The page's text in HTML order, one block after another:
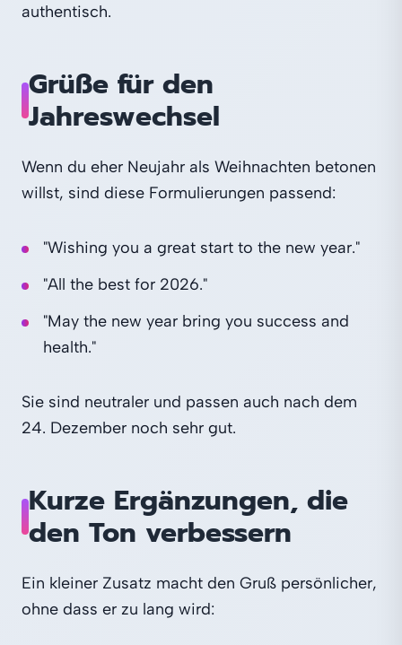
authentisch.
Grüße für den
Jahreswechsel
Wenn du eher Neujahr als Weihnachten betonen
willst, sind diese Formulierungen passend:
"Wishing you a great start to the new year."
"All the best for 2026."
"May the new year bring you success and
health."
Sie sind neutraler und passen auch nach dem
24. Dezember noch sehr gut.
Kurze Ergänzungen, die
den Ton verbessern
Ein kleiner Zusatz macht den Gruß persönlicher,
ohne dass er zu lang wird: